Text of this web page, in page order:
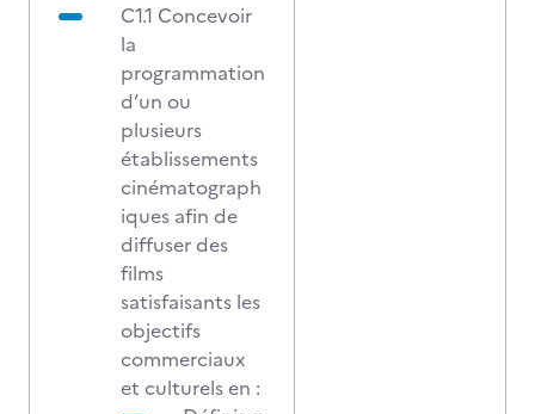
C1.1 Concevoir
la
programmation
d’un ou
plusieurs
établissements
cinématograph
iques afin de
diffuser des
films
satisfaisants les
objectifs
commerciaux
et culturels en :